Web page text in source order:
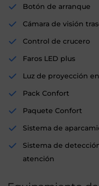
Botón de arranque
Cámara de visión
Control de crucero
Faros LED plus
Luz de proyección
Pack Confort
Paquete Confort
Sistema de
Sistema de
atención